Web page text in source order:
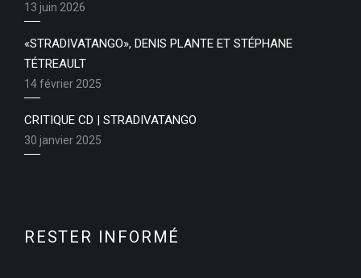
13 juin 2026
«STRADIVATANGO», DENIS PLANTE ET STÉPHANE
TÉTREAULT
14 février 2025
CRITIQUE CD | STRADIVATANGO
30 janvier 2025
RESTER INFORMÉ